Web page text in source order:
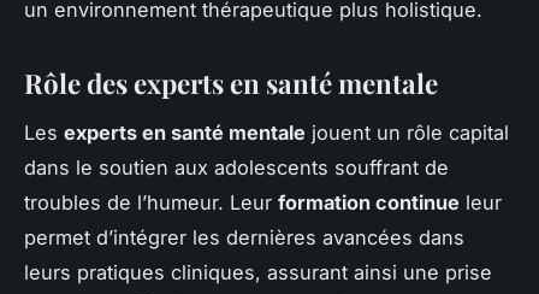
un environnement thérapeutique plus holistique.
Rôle des experts en santé mentale
Les experts en santé mentale jouent un rôle capital
dans le soutien aux adolescents souffrant de
troubles de l’humeur. Leur formation continue leur
permet d’intégrer les dernières avancées dans
leurs pratiques cliniques, assurant ainsi une prise